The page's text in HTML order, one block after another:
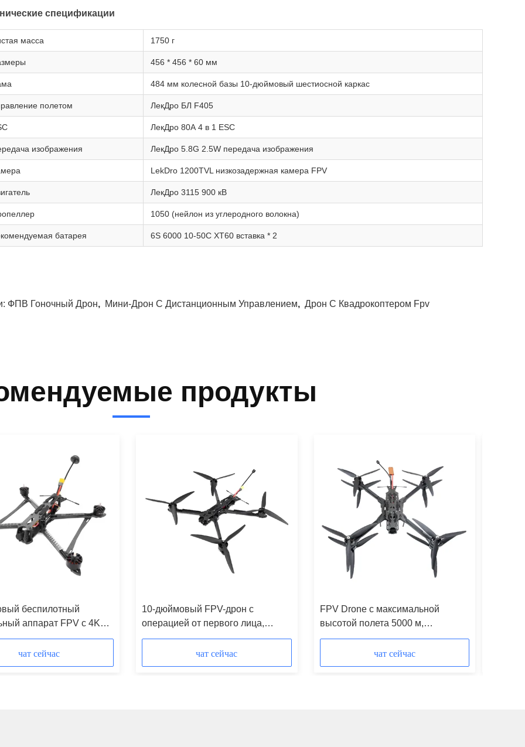
спецификации
масса 1750 г
456 * 456 * 60 мм
484 мм колесной базы 10-дюймовый шестиосной каркас
полетом ЛекДро БЛ F405
ЛекДро 80А 4 в 1 ESC
изображения ЛекДро 5.8G 2.5W передача изображения
LekDro 1200TVL низкозадержная камера FPV
ЛекДро 3115 900 кВ
1050 (нейлон из углеродного волокна)
батарея 6S 6000 10-50C XT60 вставка * 2
ФПВ Гоночный Дрон, Мини-Дрон С Дистанционным Управлением, Дрон С Квадрокоптером Fpv
продукты
беспилотный
аппарат FPV с 4K
50 кг
веса и максимальным
полета 20 км
чат сейчас
10-дюймовый FPV-дрон с
операцией от первого лица,
грузоподъемностью 50 кг и
максимальной дальностью полета
20 км
чат сейчас
FPV Drone с максимальной
высотой полета 5000 м,
скоростью 156 км/ч и дальностью
20 км для промышленных
применений
чат сейчас